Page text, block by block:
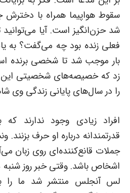
شد حزن‌انگیز است. آیا می‌توانید
فعلی زنده بود چه می‌گفت؟ به
بار موجب شد تا شخصی برنده
زد که خصیصه‌های شخصیتی این
را در سال‌های پایانی زندگی وی
افراد زیادی وجود ندارند که
قدرتمندانه درباره او حرف بزنند.
جملات قانع‌کننده‌ای روی زبان
اشخاص باشد. وقتی خبر روز شنبه
لس آنجلس منتشر شد ما را